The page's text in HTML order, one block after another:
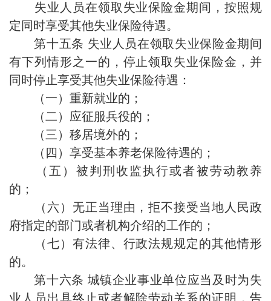
失业人员在领取失业保险金期间，按照规
定同时享受其他失业保险待遇。
第十五条 失业人员在领取失业保险金期间
有下列情形之一的，停止领取失业保险金，并
同时停止享受其他失业保险待遇：
（一）重新就业的；
（二）应征服兵役的；
（三）移居境外的；
（四）享受基本养老保险待遇的；
（五）被判刑收监执行或者被劳动教养
的；
（六）无正当理由，拒不接受当地人民政
府指定的部门或者机构介绍的工作的；
（七）有法律、行政法规规定的其他情形
的。
第十六条 城镇企业事业单位应当及时为失
业人员出具终止或者解除劳动关系的证明，告